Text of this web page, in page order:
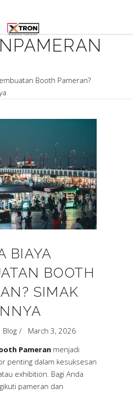
Booth Pameran?
BIAYA
BOOTH
SIMAK
Blog
March 3, 2026
Pameran menjadi
penting dalam kesuksesan
exhibition. Bagi Anda
pameran dan